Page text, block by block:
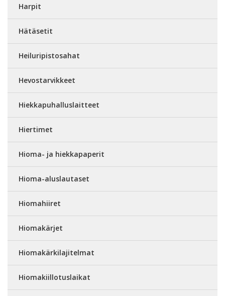
Harpit
Hätäsetit
Heiluripistosahat
Hevostarvikkeet
Hiekkapuhalluslaitteet
Hiertimet
Hioma- ja hiekkapaperit
Hioma-aluslautaset
Hiomahiiret
Hiomakärjet
Hiomakärkilajitelmat
Hiomakiillotuslaikat